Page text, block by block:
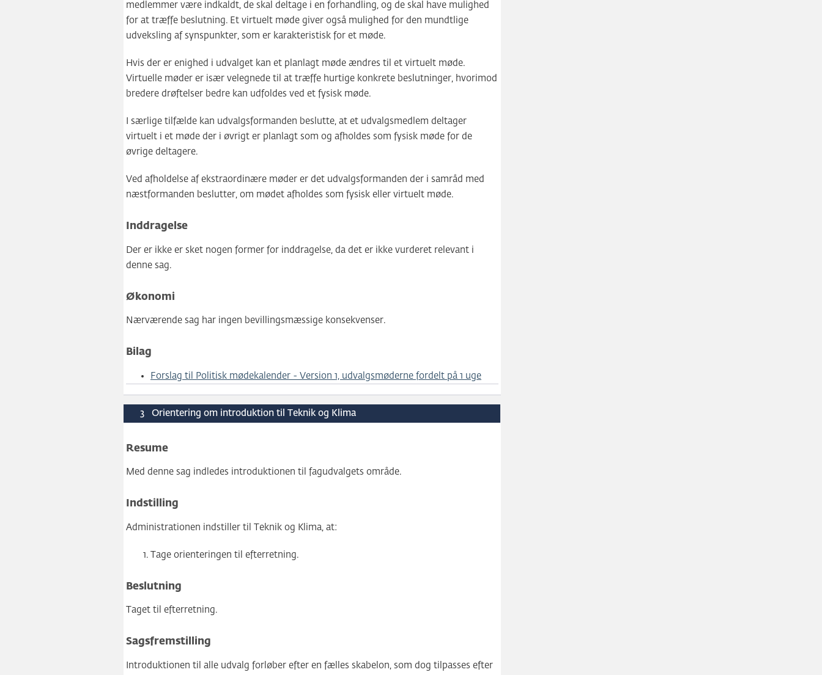
medlemmer være indkaldt, de skal deltage i en forhandling, og de skal have mulighed
for at træffe beslutning. Et virtuelt møde giver også mulighed for den mundtlige
udveksling af synspunkter, som er karakteristisk for et møde.
Hvis der er enighed i udvalget kan et planlagt møde ændres til et virtuelt møde.
Virtuelle møder er især velegnede til at træffe hurtige konkrete beslutninger, hvorimod
bredere drøftelser bedre kan udfoldes ved et fysisk møde.
I særlige tilfælde kan udvalgsformanden beslutte, at et udvalgsmedlem deltager
virtuelt i et møde der i øvrigt er planlagt som og afholdes som fysisk møde for de
øvrige deltagere.
Ved afholdelse af ekstraordinære møder er det udvalgsformanden der i samråd med
næstformanden beslutter, om mødet afholdes som fysisk eller virtuelt møde.
Inddragelse
Der er ikke er sket nogen former for inddragelse, da det er ikke vurderet relevant i
denne sag.
Økonomi
Nærværende sag har ingen bevillingsmæssige konsekvenser.
Bilag
Forslag til Politisk mødekalender - Version 1, udvalgsmøderne fordelt på 1 uge
3 Orientering om introduktion til Teknik og Klima
Resume
Med denne sag indledes introduktionen til fagudvalgets område.
Indstilling
Administrationen indstiller til Teknik og Klima, at:
Tage orienteringen til efterretning.
Beslutning
Taget til efterretning.
Sagsfremstilling
Introduktionen til alle udvalg forløber efter en fælles skabelon, som dog tilpasses efter